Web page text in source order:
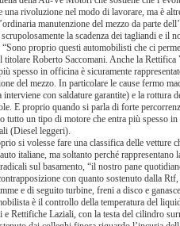
una rivoluzione nel modo di lavorare, ma è
manutenzione del mezzo da parte
la scadenza dei tagliandi e il
“Sono proprio questi automobilisti che ci
titolare Roberto Saccomani. Anche la
spesso in officina è sicuramente
del mezzo. In particolare le cause fermo
interviene con saldature garantite) e la rottura
E proprio quando si parla di forte
tutto un tipo di motore che entra più spesso
(Diesel leggeri).
si volesse fare una classifica delle vetture
italiane, ma soltanto perché
sul basamento, “il nostro pane
con quanto sostenuto dalla
e di seguito turbine, freni a disco e
è il controllo della temperatura del
e Rettifiche Laziali, con la testa del cilindro